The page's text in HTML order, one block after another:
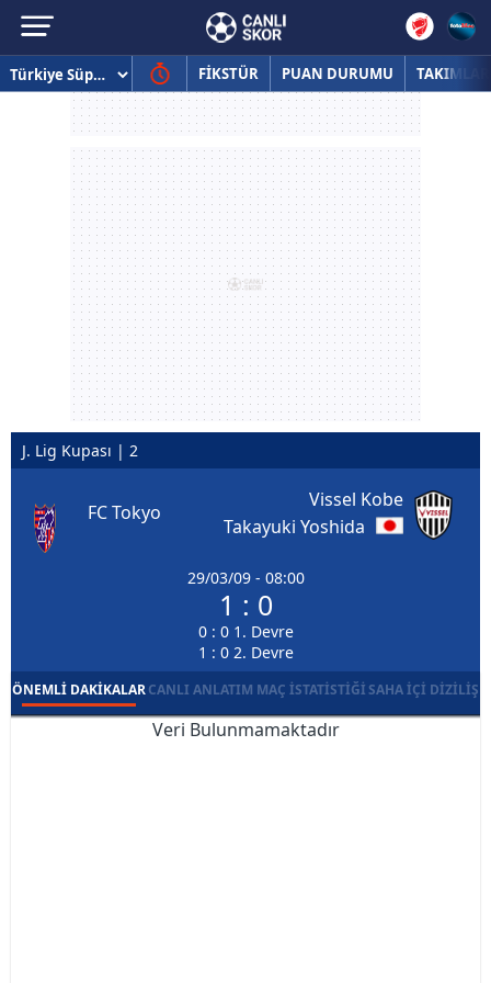
FİKSTÜR PUAN DURUMU TAKIMLAR
J. Lig Kupası | 2
FC Tokyo
29/03/09 - 08:00
1 : 0
0 : 0 1. Devre
1 : 0 2. Devre
Vissel Kobe
Takayuki Yoshida
ÖNEMLI DAKIKALARCANLI ANLATIM MAÇ İSTATISTIĞISAHA İÇI DIZILIŞ
Veri Bulunmamaktadır